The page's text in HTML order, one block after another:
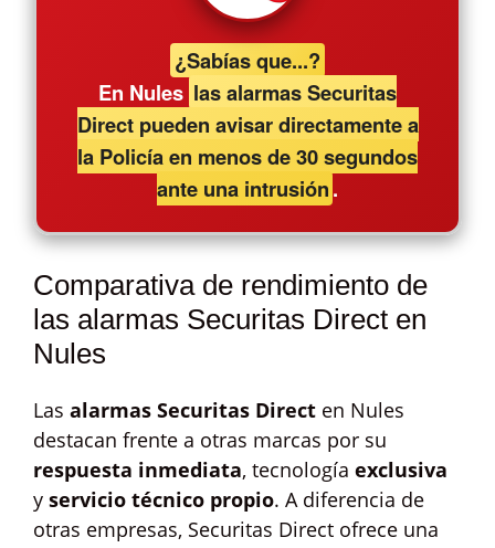
¿Sabías que...?
En Nules las alarmas Securitas
Direct pueden avisar directamente a
la Policía en menos de 30 segundos
ante una intrusión.
Comparativa de rendimiento de
las alarmas Securitas Direct en
Nules
Las alarmas Securitas Direct en Nules
destacan frente a otras marcas por su
respuesta inmediata, tecnología exclusiva
y servicio técnico propio. A diferencia de
otras empresas, Securitas Direct ofrece una